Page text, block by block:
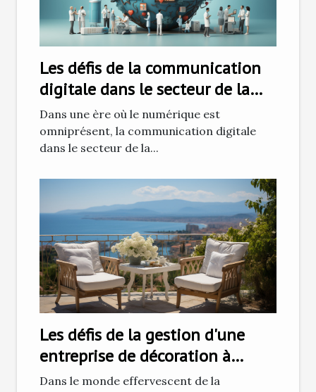
Les défis de la communication
digitale dans le secteur de la
santé
Dans une ère où le numérique est
omniprésent, la communication digitale
dans le secteur de la...
Les défis de la gestion d'une
entreprise de décoration à
Ajaccio
Dans le monde effervescent de la